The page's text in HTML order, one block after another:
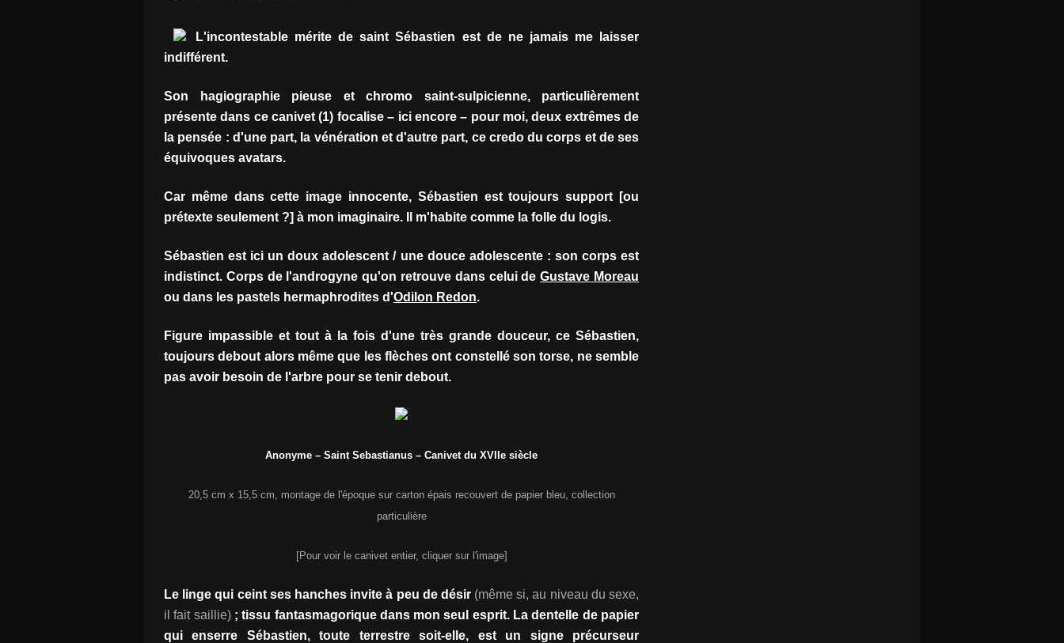
L'incontestable mérite de saint Sébastien est de ne jamais me laisser
indifférent.
Son hagiographie pieuse et chromo saint-sulpicienne, particulièrement
présente dans ce canivet (1) focalise – ici encore – pour moi, deux extrêmes de
la pensée : d'une part, la vénération et d'autre part, ce credo du corps et de ses
équivoques avatars.
Car même dans cette image innocente, Sébastien est toujours support [ou
prétexte seulement ?] à mon imaginaire. Il m'habite comme la folle du logis.
Sébastien est ici un doux adolescent / une douce adolescente : son corps est
indistinct. Corps de l'androgyne qu'on retrouve dans celui de Gustave Moreau
ou dans les pastels hermaphrodites d'Odilon Redon.
Figure impassible et tout à la fois d'une très grande douceur, ce Sébastien,
toujours debout alors même que les flèches ont constellé son torse, ne semble
pas avoir besoin de l'arbre pour se tenir debout.
Anonyme – Saint Sebastianus – Canivet du XVIIe siècle
20,5 cm x 15,5 cm, montage de l'époque sur carton épais recouvert de papier bleu, collection
particulière
[Pour voir le canivet entier, cliquer sur l'image]
Le linge qui ceint ses hanches invite à peu de désir(même si, au niveau du sexe,
il fait saillie) ; tissu fantasmagorique dans mon seul esprit. La dentelle de papier
qui enserre Sébastien, toute terrestre soit-elle, est un signe précurseur